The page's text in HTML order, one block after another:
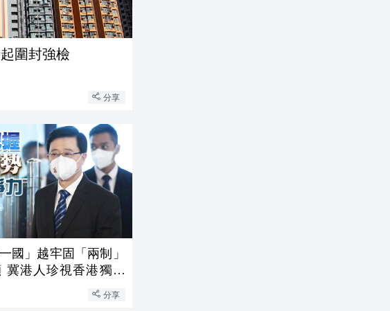
圍封強檢
分享
國」越牢固「兩制」
冀港人珍視香港獨特
分享